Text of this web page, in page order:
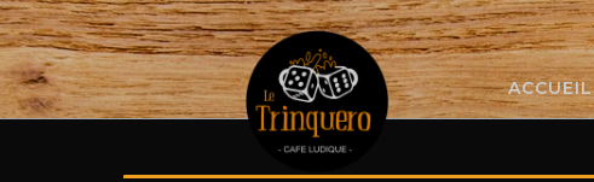
Skip
to
content
ACCUEIL